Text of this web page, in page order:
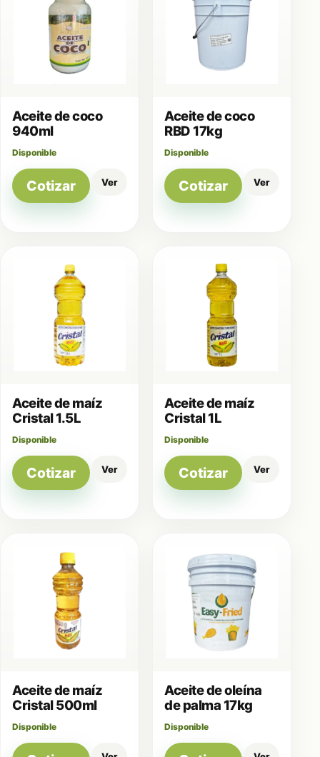
Aceite de coco
940ml
Disponible
Cotizar Ver
Aceite de coco
RBD 17kg
Disponible
Cotizar Ver
Aceite de maíz
Cristal 1.5L
Disponible
Cotizar Ver
Aceite de maíz
Cristal 1L
Disponible
Cotizar Ver
Aceite de maíz
Cristal 500ml
Disponible
Aceite de oleína
de palma 17kg
Disponible